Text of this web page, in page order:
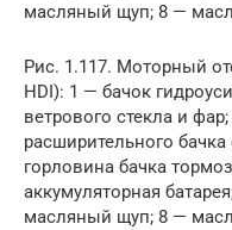
масляный щуп; 8 —
Рис. 1.117. Моторный
HDI): 1 — бачок
ветрового стекла и
расширительного
горловина бачка
аккумуляторная
масляный щуп; 8 —